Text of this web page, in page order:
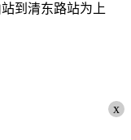
到清东路站为上
x